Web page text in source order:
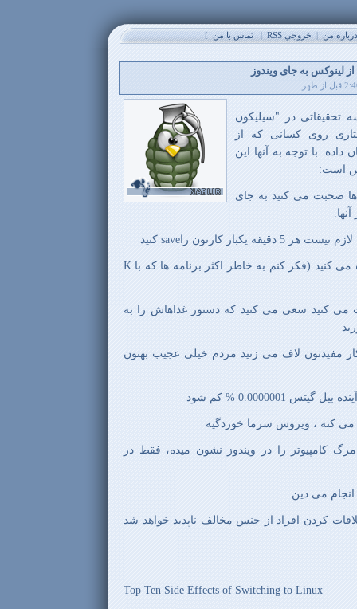
من|خروجي RSS |تماس با من]
تحقیقاتی در "سیلیکون
روی کسانی که از
با توجه به آنها این
ها صحبت می کنید به جای
8- به جای حرف C از K استفاده می کنید (فکر کنم به خاطر اکثر برنامه ها که با K
می کنید سعی می کنید که دستور غذاهاش را به
مفیدتون لاف می زنید مردم خیلی عجیب بهتون
کامپیوتر را در ویندوز نشون میده، فقط در
کردن افراد از جنس مخالف ناپدید خواهد شد
Top Ten Side Effects of Switching to Linux